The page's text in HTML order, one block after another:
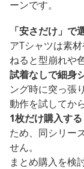
ーンです。
「安さだけ」で
アTシャツは素
ねると型崩れや
試着なしで細身
ング時に突っ張
動作を試してか
1枚だけ購入する
ため、同シリー
せん。
まとめ購入を検